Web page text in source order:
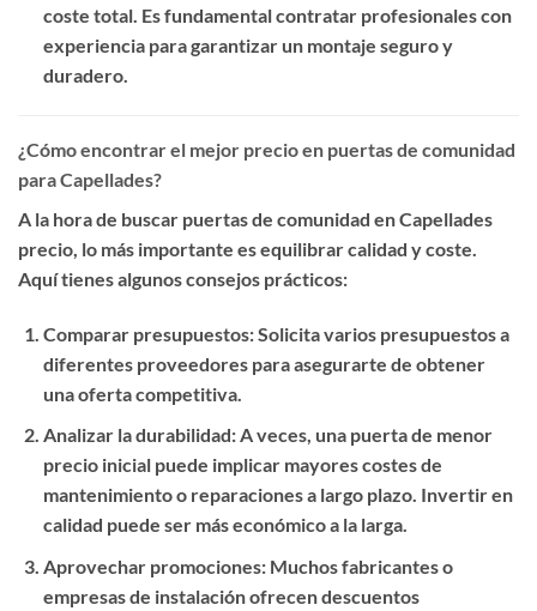
coste total. Es fundamental contratar profesionales con
experiencia para garantizar un montaje seguro y
duradero.
¿Cómo encontrar el mejor precio en puertas de comunidad
para Capellades?
A la hora de buscar puertas de comunidad en Capellades
precio, lo más importante es equilibrar calidad y coste.
Aquí tienes algunos consejos prácticos:
Comparar presupuestos: Solicita varios presupuestos a
diferentes proveedores para asegurarte de obtener
una oferta competitiva.
Analizar la durabilidad: A veces, una puerta de menor
precio inicial puede implicar mayores costes de
mantenimiento o reparaciones a largo plazo. Invertir en
calidad puede ser más económico a la larga.
Aprovechar promociones: Muchos fabricantes o
empresas de instalación ofrecen descuentos